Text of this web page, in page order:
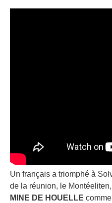
Un français a triomphé à
de la réunion, le
MINE DE HOUELLE